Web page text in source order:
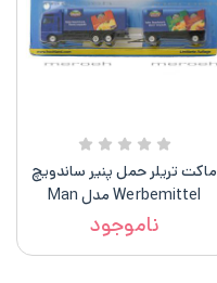
ماکت تریلر حمل پنیر ساندویچ
Werbemittel مدل Man
ناموجود